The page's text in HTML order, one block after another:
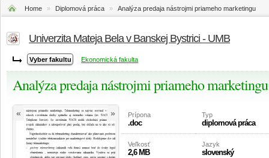
Home » Diplomová práca » Analýza predaja nástrojmi priameho marketingu
Univerzita Mateja Bela v Banskej Bystrici - UMB
Ekonomická fakulta
Analýza predaja nástrojmi priameho marketingu
« » Prípona
.doc
Typ
diplomová práca
Veľkosť
2,6 MB
Jazyk
slovenský